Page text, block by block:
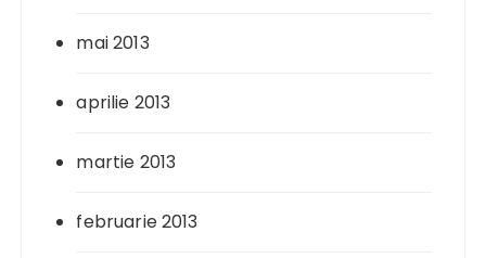
mai 2013
aprilie 2013
martie 2013
februarie 2013